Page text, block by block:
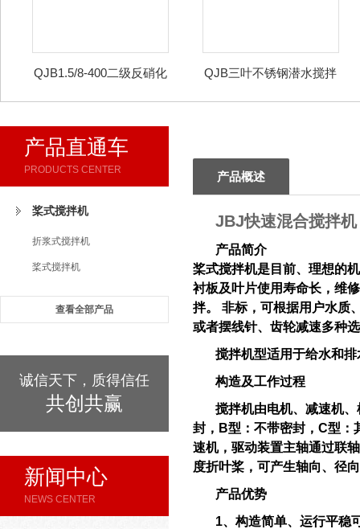
QJB1.5/8-400二级反硝化
QJB三叶不锈钢潜水搅拌
产品直通车
PRODUCTS CENTER
桨式搅拌机
折浆式搅拌机
桨式搅拌机
查看全部产品
诚信天下，质得信任
共创共赢
新闻中心
NEWS CENTER
产品概述
JBJ快速混合搅拌机
产品简介
桨式搅拌机是目前、理想的
衬板及叶片使用寿命长，维
拌。 非标，可根据用户水质
或者摆线针、齿轮减速多种
搅拌机型适用于给水和
构造及工作过程
搅拌机由电机、减速机
封，B型：不带密封，C型：
速机，驱动装置主轴通过联
度折叶桨，可产生轴向、径
产品优势
1、构造简单、运行平稳